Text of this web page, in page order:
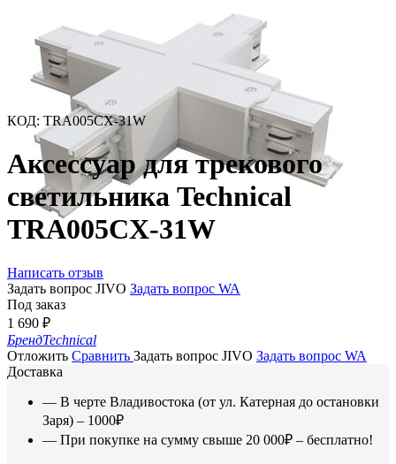
КОД: TRA005CX-31W
Аксессуар для трекового
светильника Technical
TRA005CX-31W
Написать отзыв
Задать вопрос JIVO Задать вопрос WA
Под заказ
1 690 ₽
БрендTechnical
Отложить Сравнить Задать вопрос JIVO Задать вопрос WA
Доставка
— В черте Владивостока (от ул. Катерная до остановки
Заря) – 1000₽
— При покупке на сумму свыше 20 000₽ – бесплатно!